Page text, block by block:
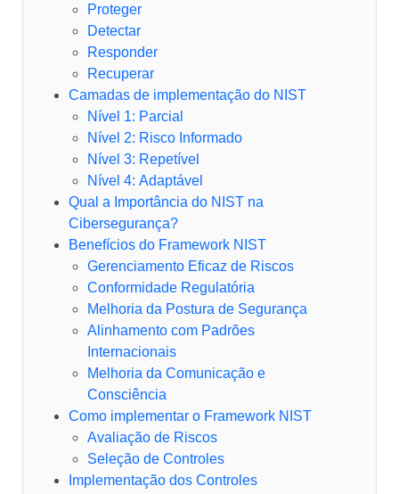
Proteger
Detectar
Responder
Recuperar
Camadas de implementação do NIST
Nível 1: Parcial
Nível 2: Risco Informado
Nível 3: Repetível
Nível 4: Adaptável
Qual a Importância do NIST na
Cibersegurança?
Benefícios do Framework NIST
Gerenciamento Eficaz de Riscos
Conformidade Regulatória
Melhoria da Postura de Segurança
Alinhamento com Padrões
Internacionais
Melhoria da Comunicação e
Consciência
Como implementar o Framework NIST
Avaliação de Riscos
Seleção de Controles
Implementação dos Controles